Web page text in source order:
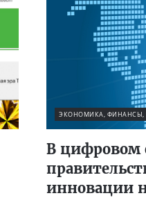
ЭКОНОМИКА, ФИНАНСЫ,
В цифровом
инновации